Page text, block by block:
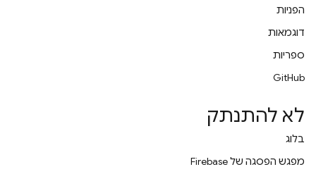
הפניות
דוגמאות
ספריות
GitHub
לא להתנתק
בלוג
מפגש הפסגה של Firebase